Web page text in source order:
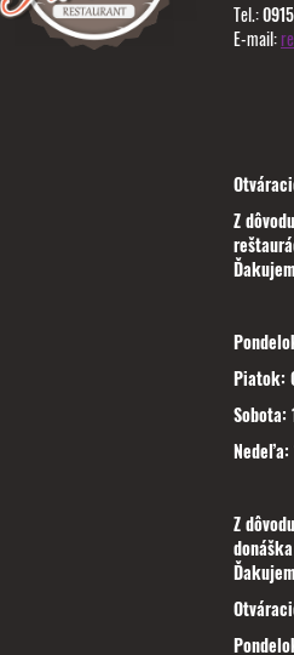
Tel.:
E-mail:
Z
Piatok:
Sobota:
Nedeľa:
Z